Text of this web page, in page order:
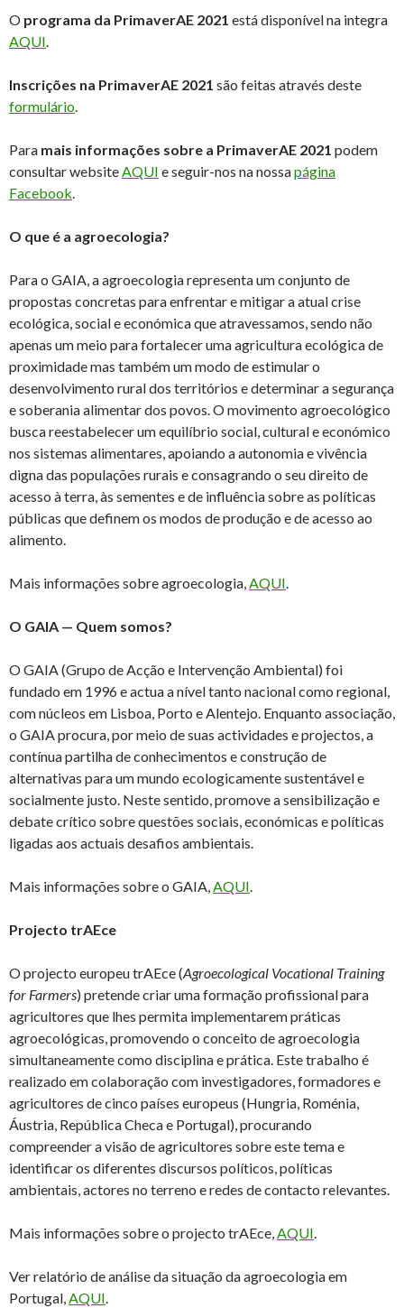
O programa da PrimaverAE 2021 está disponível na integra
AQUI.
Inscrições na PrimaverAE 2021 são feitas através deste
formulário.
Para mais informações sobre a PrimaverAE 2021 podem
consultar websiteAQUI e seguir-nos na nossapágina
Facebook.
O que é a agroecologia?
Para o GAIA, a agroecologia representa um conjunto de
propostas concretas para enfrentar e mitigar a atual crise
ecológica, social e económica que atravessamos, sendo não
apenas um meio para fortalecer uma agricultura ecológica de
proximidade mas também um modo de estimular o
desenvolvimento rural dos territórios e determinar a segurança
e soberania alimentar dos povos. O movimento agroecológico
busca reestabelecer um equilíbrio social, cultural e económico
nos sistemas alimentares, apoiando a autonomia e vivência
digna das populações rurais e consagrando o seu direito de
acesso à terra, às sementes e de influência sobre as políticas
públicas que definem os modos de produção e de acesso ao
alimento.
Mais informações sobre agroecologia,AQUI.
O GAIA — Quem somos?
O GAIA (Grupo de Acção e Intervenção Ambiental) foi
fundado em 1996 e actua a nível tanto nacional como regional,
com núcleos em Lisboa, Porto e Alentejo. Enquanto associação,
o GAIA procura, por meio de suas actividades e projectos, a
contínua partilha de conhecimentos e construção de
alternativas para um mundo ecologicamente sustentável e
socialmente justo. Neste sentido, promove a sensibilização e
debate crítico sobre questões sociais, económicas e políticas
ligadas aos actuais desafios ambientais.
Mais informações sobre o GAIA,AQUI.
Projecto trAEce
O projecto europeu trAEce (Agroecological Vocational Training
for Farmers) pretende criar uma formação profissional para
agricultores que lhes permita implementarem práticas
agroecológicas, promovendo o conceito de agroecologia
simultaneamente como disciplina e prática. Este trabalho é
realizado em colaboração com investigadores, formadores e
agricultores de cinco países europeus (Hungria, Roménia,
Áustria, República Checa e Portugal), procurando
compreender a visão de agricultores sobre este tema e
identificar os diferentes discursos políticos, políticas
ambientais, actores no terreno e redes de contacto relevantes.
Mais informações sobre o projecto trAEce,AQUI.
Ver relatório de análise da situação da agroecologia em
Portugal,AQUI.